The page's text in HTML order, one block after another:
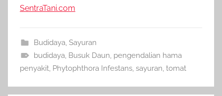
SentraTani.com
Budidaya, Sayuran
budidaya, Busuk Daun, pengendalian hama
penyakit, Phytophthora Infestans, sayuran, tomat